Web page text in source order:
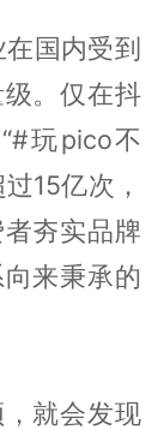
国内受到
。仅在抖
玩pico不
15亿次，
夯实品牌
来秉承的
就会发现